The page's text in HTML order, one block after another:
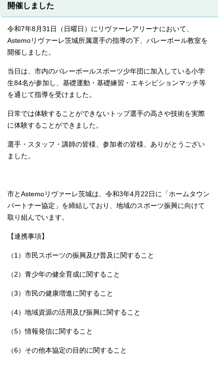
開催しました
令和7年8月31日（日曜日）にリヴァーレアリーナにおいて、
Astemoリヴァーレ茨城所属選手の指導の下、バレーボール教室を
開催しました。
当日は、市内のバレーボールスポーツ少年団に加入している小学
生84名が参加し、基礎運動・基礎練習・エキシビションマッチ等
を通じて指導を受けました。
日常では体験することができないトップ選手の高さや技術を実際
に体験することができました。
選手・スタッフ・講師の皆様、参加者の皆様、ありがとうござい
ました。
市とAstemoリヴァーレ茨城は、令和3年4月22日に「ホームタウン
パートナー協定」を締結しており、地域のスポーツ振興に向けて
取り組んでいます。
【連携事項】
（1）市民スポーツの振興及び普及に関すること
（2）青少年の健全育成に関すること
（3）市民の健康増進に関すること
（4）地域資源の活用及び振興に関すること
（5）情報発信に関すること
（6）その他本協定の目的に関すること